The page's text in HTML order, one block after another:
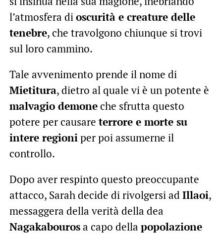
l’atmosfera dioscurità e creature delle
tenebre, che travolgono chiunque si trovi
sul loro cammino.
Tale avvenimento prende il nome di
Mietitura, dietro al quale vi è un potente è
malvagio demoneche sfrutta questo
potere per causare terrore e morte su
intere regioniper poi assumerne il
controllo.
Dopo aver respinto questo preoccupante
attacco, Sarah decide di rivolgersi ad Illaoi,
messaggera della verità della dea
Nagakabourosa capo della popolazione